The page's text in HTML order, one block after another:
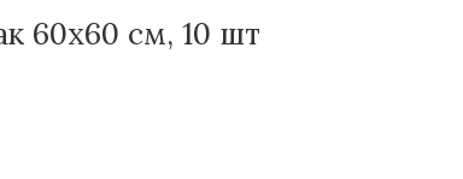
60х60 см, 10 шт